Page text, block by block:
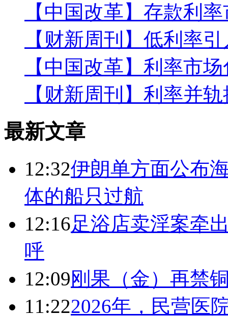
【中国改革】存款利
【财新周刊】低利率
【中国改革】利率市
【财新周刊】利率并
最新文章
12:32伊朗单方面公布
体的船只过航
12:16足浴店卖淫案牵
呼
12:09刚果（金）再禁
11:222026年，民营医